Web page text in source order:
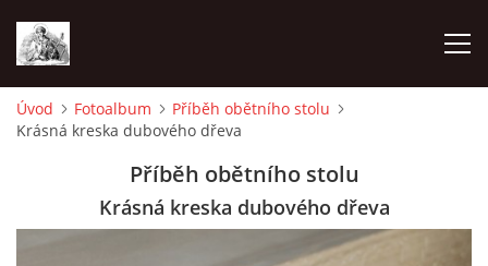
ÚVOD
Úvod Fotoalbum
Příběh obětního stolu
Krásná kreska dubového dřeva
Příběh obětního stolu
Krásná kreska dubového dřeva